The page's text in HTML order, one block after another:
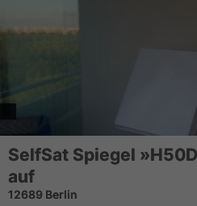
SelfSat Spiegel
auf
12689 Berlin